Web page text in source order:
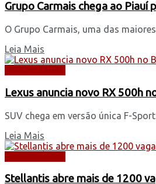
Grupo Carmais chega ao
O Grupo Carmais, uma das
Leia Mais
Lexus anuncia novo RX 500h
SUV chega em versão única F-
Leia Mais
Stellantis abre mais de 1200